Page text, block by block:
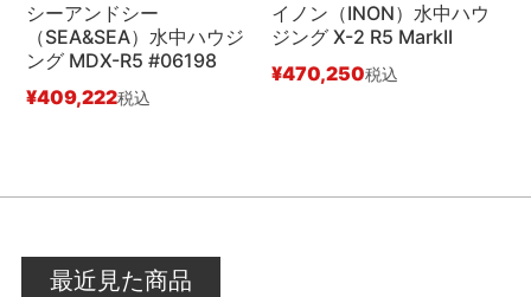
シーアンドシー
（SEA&SEA）水中ハウジ
ング MDX-R5 #06198
¥409,222税込
イノン（INON）水中ハウ
ジング X-2 R5 MarkII
¥470,250税込
最近見た商品